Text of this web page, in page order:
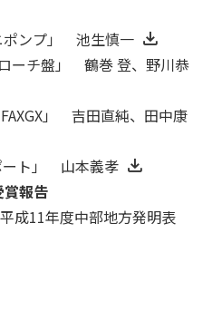
ポンプ」 池生慎一
ーチ盤」 鶴巻 登、野川恭
」 吉田直純、田中康
ート」 山本義孝
賞報告
成11年度中部地方発明表